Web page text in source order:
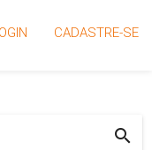
CADASTRE-SE
search